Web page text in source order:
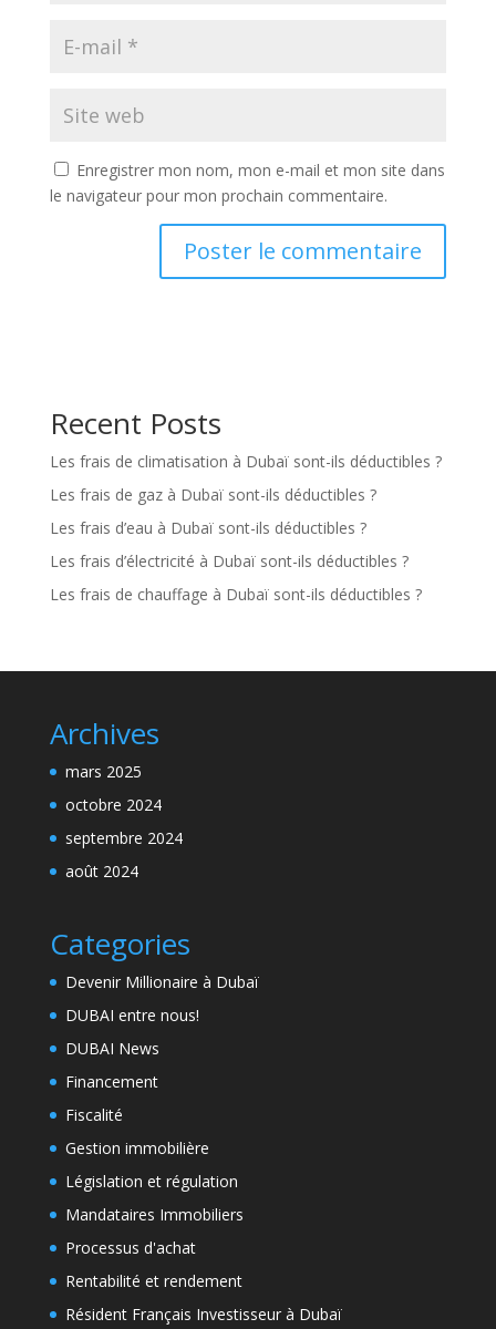
Enregistrer mon nom, mon e-mail et mon site dans
le navigateur pour mon prochain commentaire.
Recent Posts
Les frais de climatisation à Dubaï sont-ils déductibles ?
Les frais de gaz à Dubaï sont-ils déductibles ?
Les frais d’eau à Dubaï sont-ils déductibles ?
Les frais d’électricité à Dubaï sont-ils déductibles ?
Les frais de chauffage à Dubaï sont-ils déductibles ?
Archives
mars 2025
octobre 2024
septembre 2024
août 2024
Categories
Devenir Millionaire à Dubaï
DUBAI entre nous!
DUBAI News
Financement
Fiscalité
Gestion immobilière
Législation et régulation
Mandataires Immobiliers
Processus d'achat
Rentabilité et rendement
Résident Français Investisseur à Dubaï